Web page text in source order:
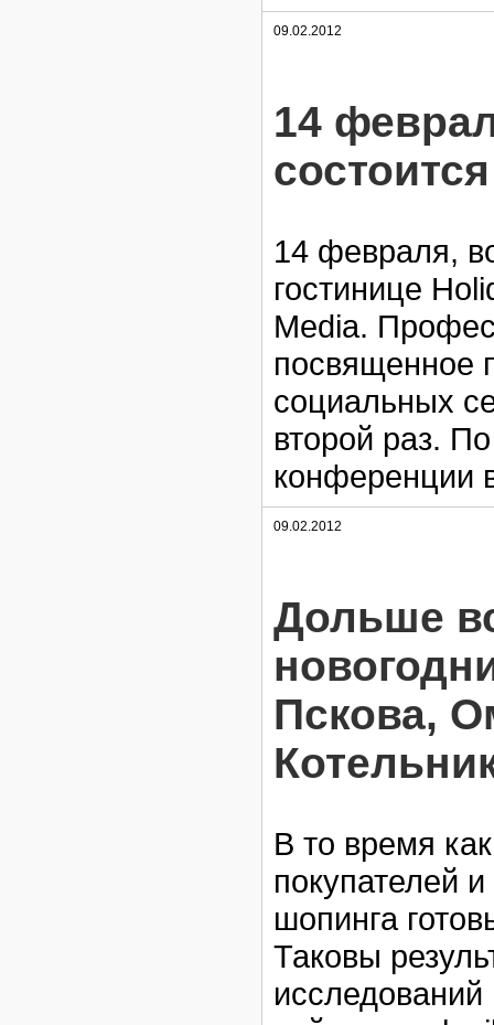
09.02.2012
14
14 февраля,
гостинице
Media.
посвященное
социальных
второй раз.
конференции
09.02.2012
Дольше
Пскова,
В то время
покупателей
шопинга
Таковы
исследований